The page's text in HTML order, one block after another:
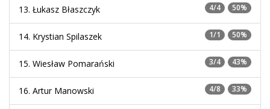
13. Łukasz Błaszczyk 50%
4/4
14. Krystian Spilaszek 50%
1/1
15. Wiesław Pomarański 43%
3/4
16. Artur Manowski 33%
4/8